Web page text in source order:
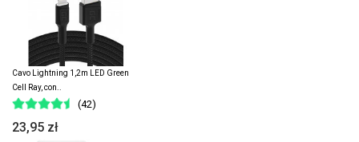
Cavo Lightning 1,2m LED Green
Cell Ray, con..
(42)
23,95 zł